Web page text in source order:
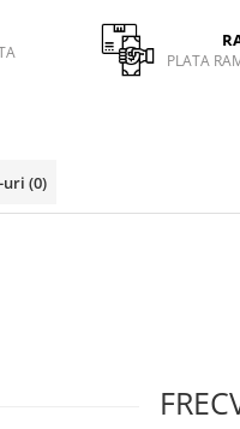
PLATA
uri (0)